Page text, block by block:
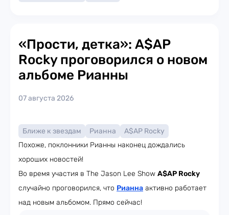
«Прости, детка»: A$AP
Rocky проговорился о новом
альбоме Рианны
07 августа 2026
Ближе к звездам Рианна
A$AP Rocky
Похоже, поклонники Рианны наконец дождались
хороших новостей!
Во время участия в The Jason Lee Show A$AP Rocky
случайно проговорился, что Рианна активно работает
над новым альбомом. Прямо сейчас!